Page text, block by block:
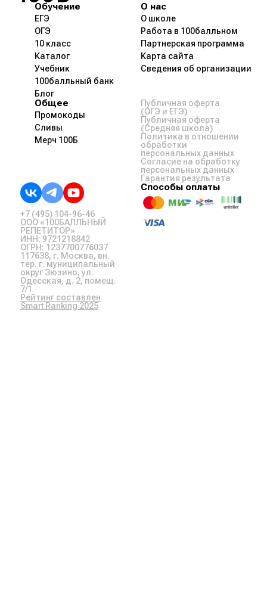
Обучение
ЕГЭ
ОГЭ
10 класс
Каталог
Учебник
100балльный банк
Блог
О нас
О школе
Работа в 100балльном
Партнерская программа
Карта сайта
Сведения об организации
Общее
Промокоды
Сливы
Мерч 100Б
+7 (495) 104-96-46
ООО «100БАЛЛЬНЫЙ
РЕПЕТИТОР»
ИНН: 9721218842
ОГРН: 1237700776037
117638, г. Москва, вн.
тер. г. муниципальный
округ Зюзино, ул.
Одесская, д. 2, помещ.
7/1
Рейтинг составлен
Smart Ranking 2025
Публичная оферта
(ОГЭ и ЕГЭ)
Публичная оферта
(Средняя школа)
Политика в отношении
обработки
персональных данных
Согласие на обработку
персональных данных
Гарантия результата
Способы оплаты